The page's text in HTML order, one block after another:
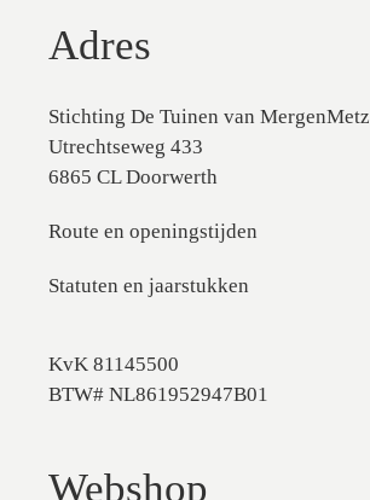
Adres
Stichting De Tuinen van MergenMetz
Utrechtseweg 433
6865 CL Doorwerth
Route en openingstijden
Statuten en jaarstukken
KvK 81145500
BTW# NL861952947B01
Webshop